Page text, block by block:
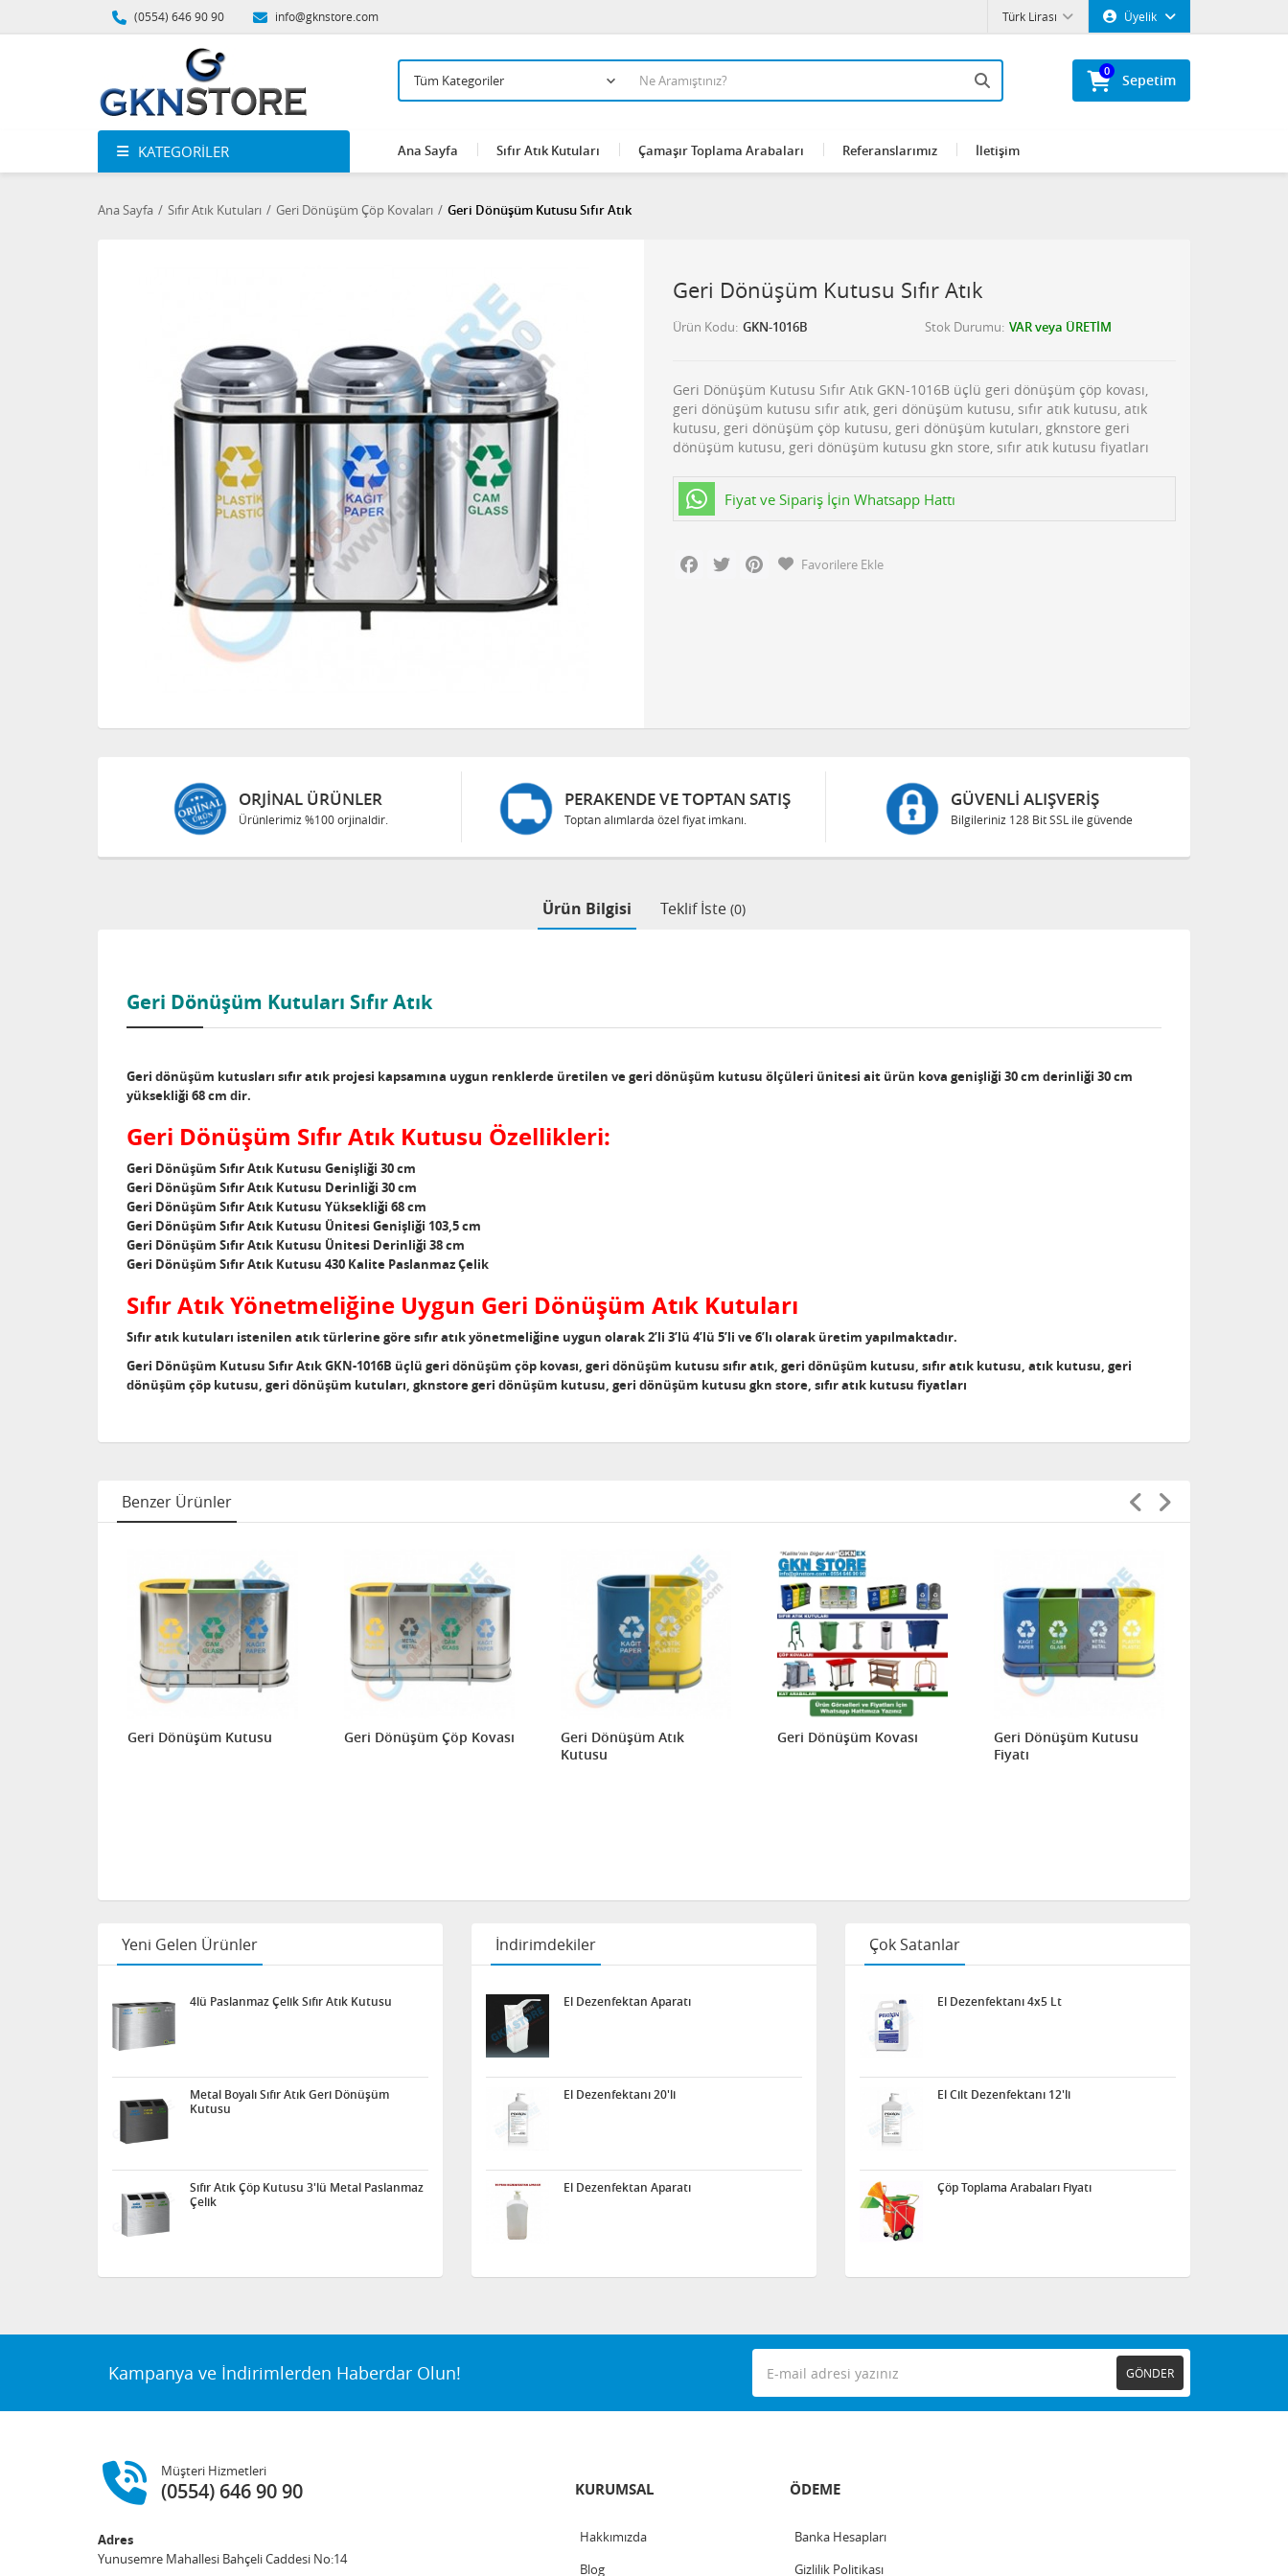
(0554) 646 90 90 info@gknstore.com Üyelik
Türk Lirası
Sepetim
0
KATEGORILER Ana Sayfa Sıfır Atık Kutuları Çamaşır Toplama Arabaları Referanslarımız İletişim
Ana Sayfa Sıfır Atık Kutuları Geri Dönüşüm Çöp Kovaları Geri Dönüşüm Kutusu Sıfır Atık
Geri Dönüşüm Kutusu Sıfır Atık
Ürün Kodu GKN-1016B Stok Durumu VAR veya ÜRETİM
Geri Dönüşüm Kutusu Sıfır Atık GKN-1016B üçlü geri dönüşüm çöp kovası,
geri dönüşüm kutusu sıfır atık, geri dönüşüm kutusu, sıfır atık kutusu, atık
kutusu, geri dönüşüm çöp kutusu, geri dönüşüm kutuları, gknstore geri
dönüşüm kutusu, geri dönüşüm kutusu gkn store, sıfır atık kutusu fiyatları
Fiyat ve Sipariş İçin Whatsapp Hattı
Facebook
Twitter PinterestFavorilere Ekle
ORJINAL ÜRÜNLER
Ürünlerimiz %100 orjinaldir.
PERAKENDE VE TOPTAN SATIŞ
Toptan alımlarda özel fiyat imkanı.
GÜVENLI ALIŞVERIŞ
Bilgileriniz 128 Bit SSL ile güvende
Ürün Bilgisi Teklif İste (0)
Geri Dönüşüm Kutuları Sıfır Atık
Geri dönüşüm kutusları sıfır atık projesi kapsamına uygun renklerde üretilen ve geri dönüşüm kutusu ölçüleri ünitesi ait ürün kova genişliği 30 cm derinliği 30 cm
yüksekliği 68 cm dir.
Geri Dönüşüm Sıfır Atık Kutusu Özellikleri:
Geri Dönüşüm Sıfır Atık Kutusu Genişliği 30 cm
Geri Dönüşüm Sıfır Atık Kutusu Derinliği 30 cm
Geri Dönüşüm Sıfır Atık Kutusu Yüksekliği 68 cm
Geri Dönüşüm Sıfır Atık Kutusu Ünitesi Genişliği 103,5 cm
Geri Dönüşüm Sıfır Atık Kutusu Ünitesi Derinliği 38 cm
Geri Dönüşüm Sıfır Atık Kutusu 430 Kalite Paslanmaz Çelik
Sıfır Atık Yönetmeliğine Uygun Geri Dönüşüm Atık Kutuları
Sıfır atık kutuları istenilen atık türlerine göre sıfır atık yönetmeliğine uygun olarak 2’li 3’lü 4’lü 5’li ve 6’lı olarak üretim yapılmaktadır.
Geri Dönüşüm Kutusu Sıfır Atık GKN-1016B üçlü geri dönüşüm çöp kovası, geri dönüşüm kutusu sıfır atık, geri dönüşüm kutusu, sıfır atık kutusu, atık kutusu, geri
dönüşüm çöp kutusu, geri dönüşüm kutuları, gknstore geri dönüşüm kutusu, geri dönüşüm kutusu gkn store, sıfır atık kutusu fiyatları
Benzer Ürünler
Geri Dönüşüm Kutusu Geri Dönüşüm Çöp Kovası
Geri Dönüşüm Atık
Kutusu
Geri Dönüşüm Kovası
Geri Dönüşüm Kutusu
Fiyatı
Yeni Gelen Ürünler
4lü Paslanmaz Çelik Sıfır Atık Kutusu
Metal Boyalı Sıfır Atık Geri Dönüşüm
Kutusu
Sıfır Atık Çöp Kutusu 3'lü Metal Paslanmaz
Çelik
İndirimdekiler
El Dezenfektan Aparatı
El Dezenfektanı 20'li
El Dezenfektan Aparatı
Çok Satanlar
El Dezenfektanı 4x5 Lt
El Cilt Dezenfektanı 12'li
Çöp Toplama Arabaları Fiyatı
Kampanya ve İndirimlerden Haberdar Olun! GÖNDER
Müşteri Hizmetleri
(0554) 646 90 90
Adres
Yunusemre Mahallesi Bahçeli Caddesi No:14
KURUMSAL
Hakkımızda
Blog
ÖDEME
Banka Hesapları
Gizlilik Politikası